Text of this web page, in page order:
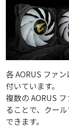
各 AORUS ファ
付いています。
複数の AORUS
ることで、クー
できます。